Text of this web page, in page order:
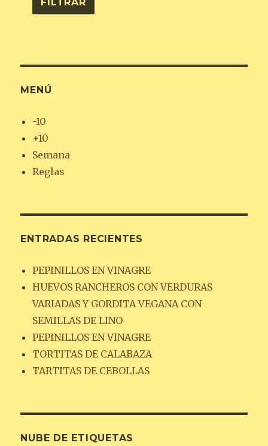
MENÚ
-10
+10
Semana
Reglas
ENTRADAS RECIENTES
PEPINILLOS EN VINAGRE
HUEVOS RANCHEROS CON VERDURAS
VARIADAS Y GORDITA VEGANA CON
SEMILLAS DE LINO
PEPINILLOS EN VINAGRE
TORTITAS DE CALABAZA
TARTITAS DE CEBOLLAS
NUBE DE ETIQUETAS